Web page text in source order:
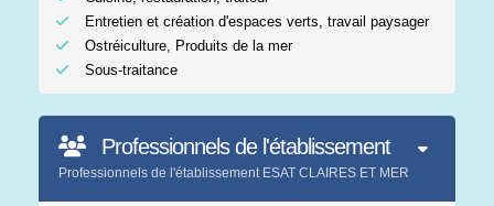
Entretien et création d'espaces verts, travail paysager
Ostréiculture, Produits de la mer
Sous-traitance
Professionnels de l'établissement
Professionnels de l'établissement ESAT CLAIRES ET MER